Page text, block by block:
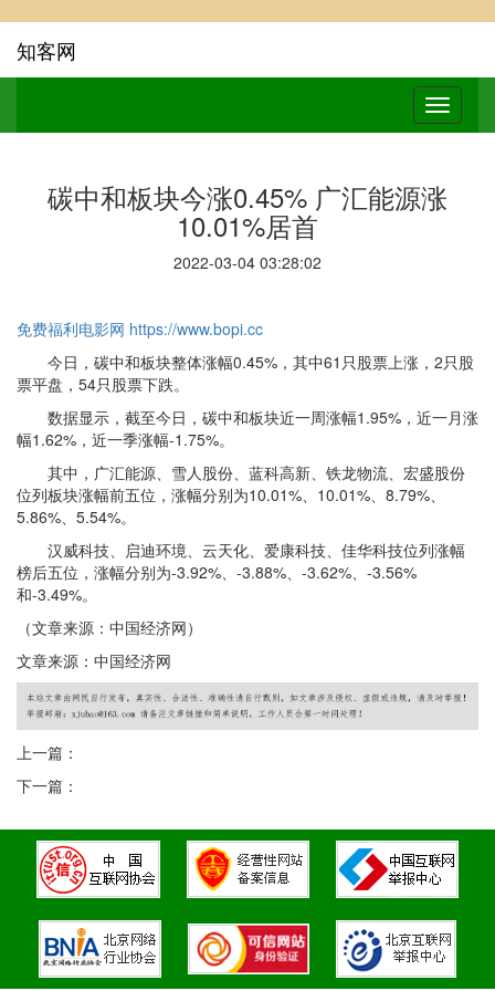
知客网
碳中和板块今涨0.45% 广汇能源涨
10.01%居首
2022-03-04 03:28:02
免费福利电影网 https://www.bopi.cc
今日，碳中和板块整体涨幅0.45%，其中61只股票上涨，2只股
票平盘，54只股票下跌。
数据显示，截至今日，碳中和板块近一周涨幅1.95%，近一月涨
幅1.62%，近一季涨幅-1.75%。
其中，广汇能源、雪人股份、蓝科高新、铁龙物流、宏盛股份
位列板块涨幅前五位，涨幅分别为10.01%、10.01%、8.79%、
5.86%、5.54%。
汉威科技、启迪环境、云天化、爱康科技、佳华科技位列涨幅
榜后五位，涨幅分别为-3.92%、-3.88%、-3.62%、-3.56%
和-3.49%。
（文章来源：中国经济网）
文章来源：中国经济网
上一篇：
下一篇：